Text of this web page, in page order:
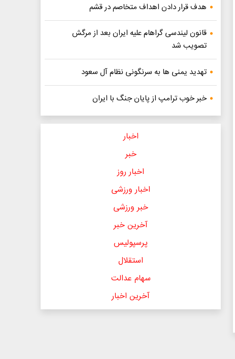
هدف قرار دادن اهداف متخاصم در قشم
قانون لیندسی گراهام علیه ایران بعد از مرگش
تصویب شد
تهدید یمنی ها به سرنگونی نظام آل سعود
خبر خوب ترامپ از پایان جنگ با ایران
اخبار
خبر
اخبار روز
اخبار ورزشی
خبر ورزشی
آخرین خبر
پرسپولیس
استقلال
سهام عدالت
آخرین اخبار